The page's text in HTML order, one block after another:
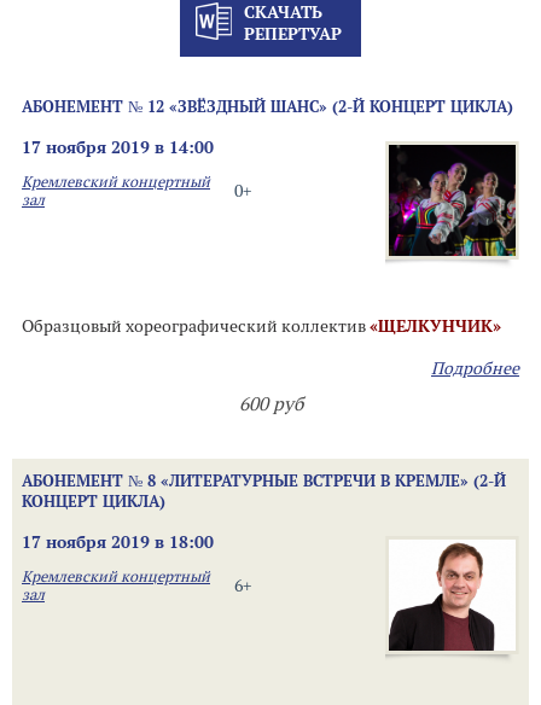
СКАЧАТЬ
РЕПЕРТУАР
АБОНЕМЕНТ № 12 «ЗВЁЗДНЫЙ ШАНС» (2-Й КОНЦЕРТ ЦИКЛА)
17 ноября 2019 в 14:00
0+
Кремлевский концертный
зал
Образцовый хореографический коллектив«ЩЕЛКУНЧИК»
Подробнее
600 руб
АБОНЕМЕНТ № 8 «ЛИТЕРАТУРНЫЕ ВСТРЕЧИ В КРЕМЛЕ» (2-Й
КОНЦЕРТ ЦИКЛА)
17 ноября 2019 в 18:00
6+
Кремлевский концертный
зал